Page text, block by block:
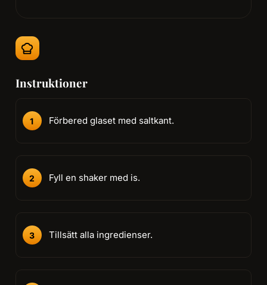
Instruktioner
Förbered glaset med saltkant.
Fyll en shaker med is.
Tillsätt alla ingredienser.